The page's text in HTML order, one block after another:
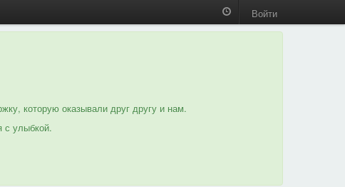
Войти
которую оказывали друг другу и нам.
с улыбкой.